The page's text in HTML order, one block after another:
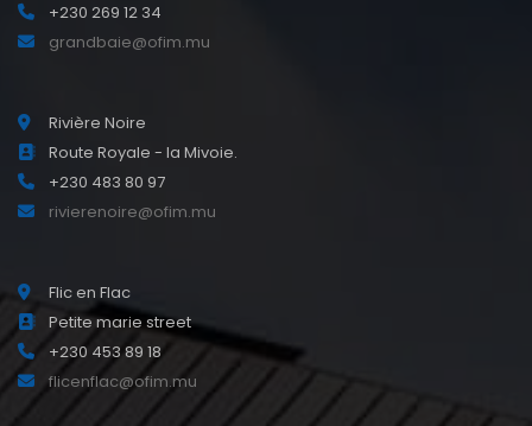
+230 269 12 34
grandbaie@ofim.mu
Rivière Noire
Route Royale - la Mivoie.
+230 483 80 97
rivierenoire@ofim.mu
Flic en Flac
Petite marie street
+230 453 89 18
flicenflac@ofim.mu